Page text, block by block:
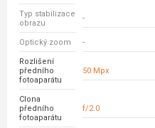
Typ stabilizace
obrazu
-
Optický zoom -
Rozlišení
předního
fotoaparátu
50 Mpx
Clona
předního
fotoaparátu
f/2.0